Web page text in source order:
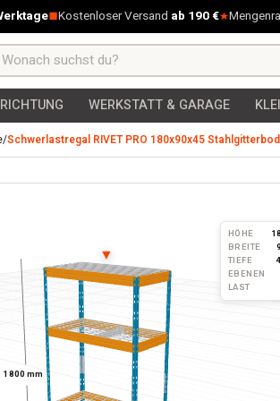
Kostenloser Versand ab 190 €
WERKSTATT & GARAGE
/Schwerlastregal RIVET PRO 180x90x45
1800 mm
HÖHE
BREITE
TIEFE
EBENEN
LAST
▼